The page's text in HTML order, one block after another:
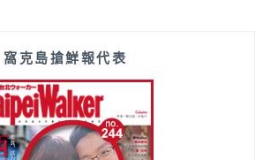
窩克島搶鮮報代表